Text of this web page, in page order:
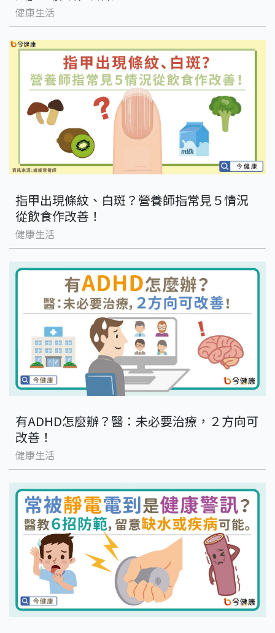
健康生活
指甲出現條紋、白斑？營養師指常見５情況
從飲食作改善！
健康生活
有ADHD怎麼辦？醫：未必要治療，２方向可
改善！
健康生活